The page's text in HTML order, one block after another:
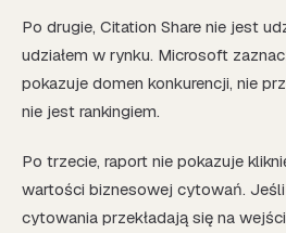
Po drugie, Citation Share nie jest
udziałem w rynku. Microsoft
pokazuje domen konkurencji, nie
nie jest rankingiem.
Po trzecie, raport nie pokazuje
wartości biznesowej cytowań.
cytowania przekładają się na